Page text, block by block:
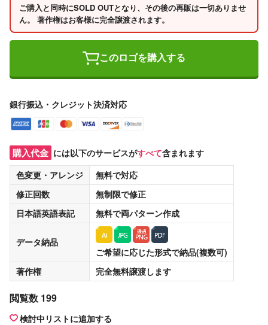
ご購入と同時にSOLD OUTとなり、その後の再販は一切ありませ
ん。 著作権はお客様に完全譲渡されます。
このロゴを購入する
銀行振込・クレジット決済対応
購入代金 には以下のサービスがすべて含まれます
色変更・アレンジ
無料で対応
修正回数
無制限で修正
日本語英語表記
無料で両パターン作成
データ納品
ご希望に応じた形式で納品(複数可)
著作権
完全無料譲渡します
閲覧数 199
検討中リストに追加する